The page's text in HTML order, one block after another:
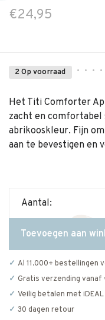
€24,95
2 Op voorraad • • • •
Het Titi Comforter
zacht en comfortabel
abrikooskleur. Fijn
aan te bevestigen en
Aantal:
Toevoegen aan
Al 11.000+ bestellingen
Gratis verzending vanaf
Veilig betalen met
30 dagen retour